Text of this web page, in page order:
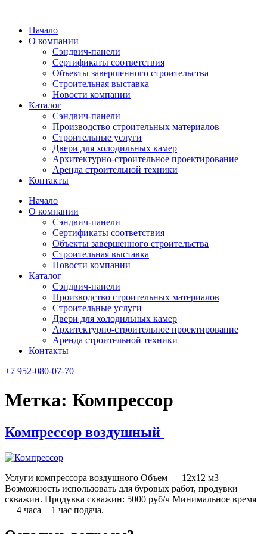
содержимому
Начало
О компании
Сэндвич-панели
Сертификаты соответствия
Объекты завершенного строительства
Строительная выставка
Новости компании
Каталог
Сэндвич-панели
Производство строительных материалов
Строительные услуги
Двери для холодильных камер
Архитектурно-строительное проектирование
Аренда строительной техники
Контакты
Начало
О компании
Сэндвич-панели
Сертификаты соответствия
Объекты завершенного строительства
Строительная выставка
Новости компании
Каталог
Сэндвич-панели
Производство строительных материалов
Строительные услуги
Двери для холодильных камер
Архитектурно-строительное проектирование
Аренда строительной техники
Контакты
+7 952-080-07-70
Метка: Компрессор
Компрессор воздушный
Услуги компрессора воздушного Объем — 12х12 м3
Возможность использовать для буровых работ, продувки
скважин. Продувка скважин: 5000 руб/ч Минимальное время
— 4 часа + 1 час подача.